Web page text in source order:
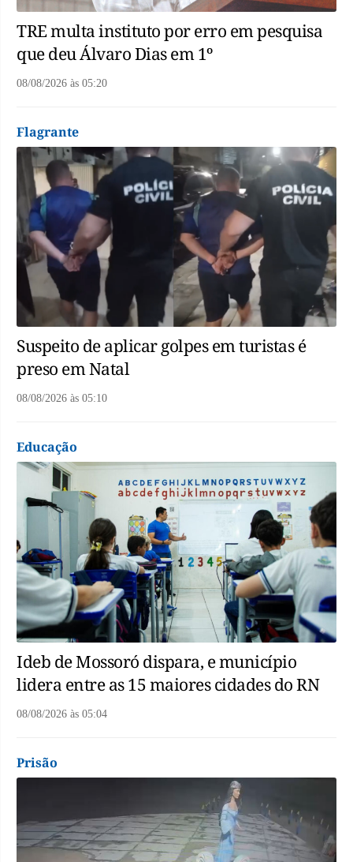
TRE multa instituto por erro em pesquisa
que deu Álvaro Dias em 1º
08/08/2026 às 05:20
Flagrante
Suspeito de aplicar golpes em turistas é
preso em Natal
08/08/2026 às 05:10
Educação
Ideb de Mossoró dispara, e município
lidera entre as 15 maiores cidades do RN
08/08/2026 às 05:04
Prisão